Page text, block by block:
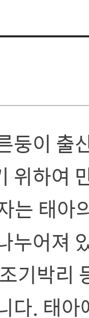
둥이 출
위하여
는 태아
누어져
기박리
다. 태